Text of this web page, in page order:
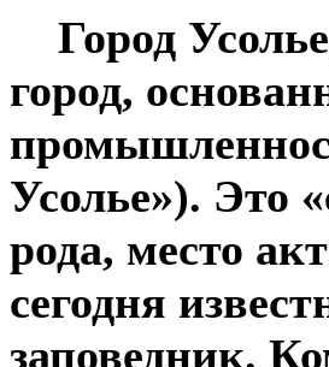
Город
город,
Усолье»). Это
рода, место
сегодня
заповедник.